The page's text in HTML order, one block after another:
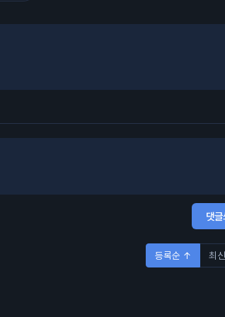
댓글
등록순 ↑ 최